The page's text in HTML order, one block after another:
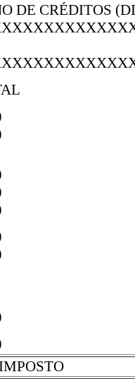
DE CRÉDITOS